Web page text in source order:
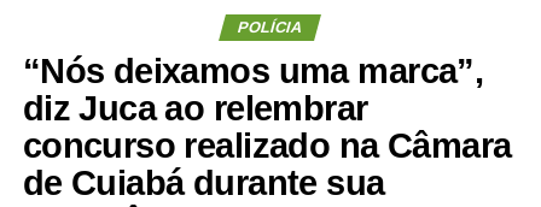
POLÍCIA
“Nós deixamos uma marca”,
diz Juca ao relembrar
concurso realizado na Câmara
de Cuiabá durante sua